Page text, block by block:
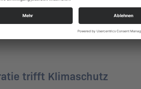
der Schöpfung
Der Ökumenische Weg
trifft Klimaschutz